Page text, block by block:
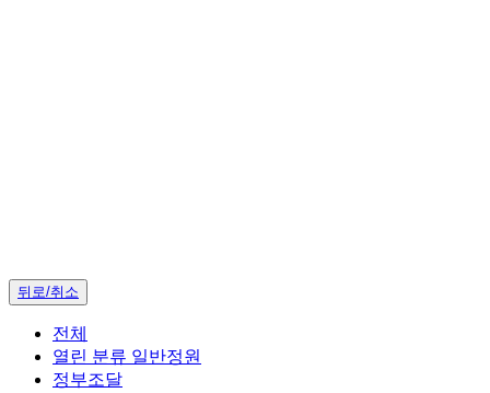
뒤로/취소
전체
열린 분류 일반정원
정부조달